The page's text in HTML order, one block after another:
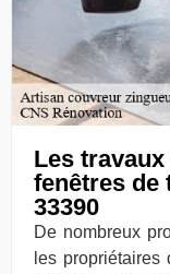
Les
fenêtres de
33390
De nombreux
les